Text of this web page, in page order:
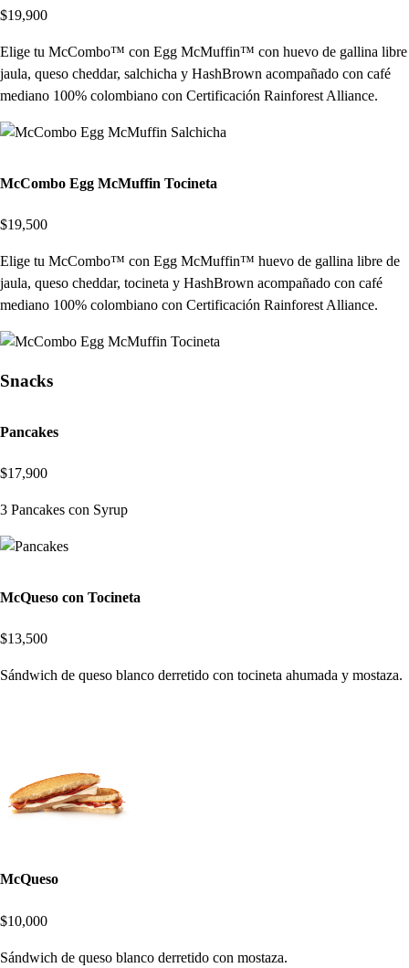
$19,900
Elige tu McCombo™ con Egg McMuffin™ con huevo de gallina libre
jaula, queso cheddar, salchicha y HashBrown acompañado con café
mediano 100% colombiano con Certificación Rainforest Alliance.
McCombo Egg McMuffin Tocineta
$19,500
Elige tu McCombo™ con Egg McMuffin™ huevo de gallina libre de
jaula, queso cheddar, tocineta y HashBrown acompañado con café
mediano 100% colombiano con Certificación Rainforest Alliance.
Snacks
Pancakes
$17,900
3 Pancakes con Syrup
McQueso con Tocineta
$13,500
Sándwich de queso blanco derretido con tocineta ahumada y mostaza.
McQueso
$10,000
Sándwich de queso blanco derretido con mostaza.